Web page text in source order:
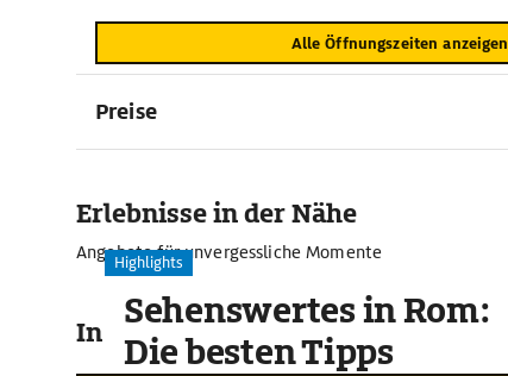
Alle Öffnungszeiten anzeigen
Preise
Erlebnisse in der Nähe
Angebote für unvergessliche Momente
In der Umgebung
Highlights
Sehenswertes in Rom:
Die besten Tipps